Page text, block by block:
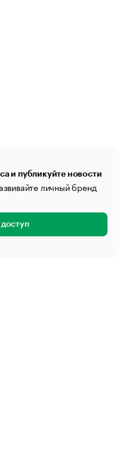
и публикуйте новости
личный бренд
доступ